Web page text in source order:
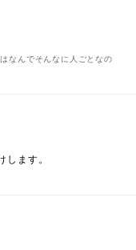
なんでそんなに人ごとなの
ます。